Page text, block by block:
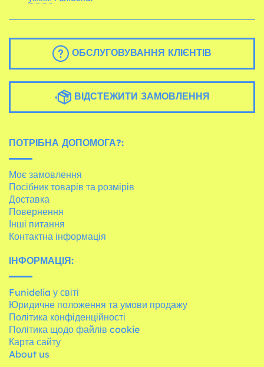
ОБСЛУГОВУВАННЯ КЛІЄНТІВ
ВІДСТЕЖИТИ ЗАМОВЛЕННЯ
ПОТРІБНА ДОПОМОГА?:
Моє замовлення
Посібник товарів та розмірів
Доставка
Повернення
Інші питання
Контактна інформація
ІНФОРМАЦІЯ:
Funidelia у світі
Юридичне положення та умови продажу
Політика конфіденційності
Політика щодо файлів cookie
Карта сайту
About us